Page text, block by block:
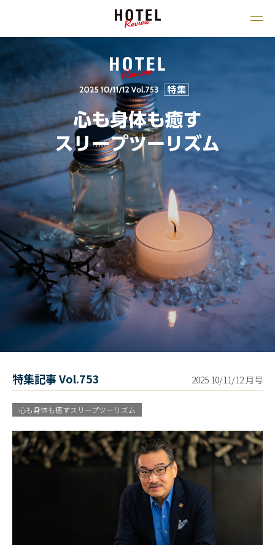
特集記事 Vol.753
心も身体も癒すスリープツーリズム